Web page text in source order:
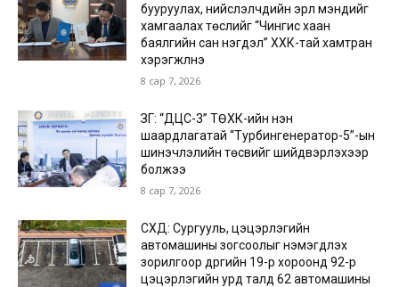
бууруулах, нийслэлчүүдийн эрүүл мэндийг
хамгаалах төслийг “Чингис хаан
баялгийн сан нэгдэл” ХХК-тай хамтран
хэрэгжүүлнэ
8 сар 7, 2026
ЗГ: “ДЦС-3” ТӨХК-ийн нэн
шаардлагатай “Турбингенератор-5”-ын
шинэчлэлийн төсвийг шийдвэрлэхээр
болжээ
8 сар 7, 2026
СХД: Сургууль, цэцэрлэгийн
автомашины зогсоолыг нэмэгдүүлэх
зорилгоор дүүргийн 19-р хороонд 92-р
цэцэрлэгийн урд талд 62 автомашины